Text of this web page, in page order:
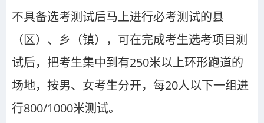
不具备选考测试后马上进行必考测试的县
（区）、乡（镇），可在完成考生选考项目测
试后，把考生集中到有250米以上环形跑道的
场地，按男、女考生分开，每20人以下一组进
行800/1000米测试。